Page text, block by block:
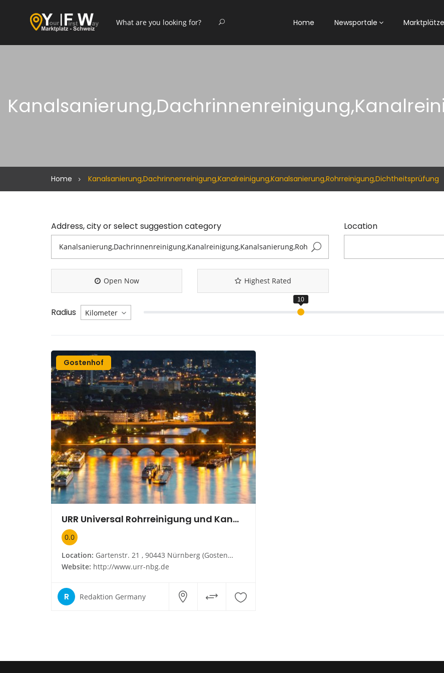
Home Newsportale Marktplätze
Home Kanalsanierung,Dachrinnenreinigung,Kanalreinigung,Kanalsanierung,Rohrreinigung,Dichtheitsprüfung
Address, city or select suggestion category Location
Open Now Highest Rated
Radius
Gostenhof
URR Universal Rohrreinigung und Kanalsanierung
0.0
Location: Gartenstr. 21 , 90443 Nürnberg (Gostenhof)
Website: http://www.urr-nbg.de
R Redaktion Germany